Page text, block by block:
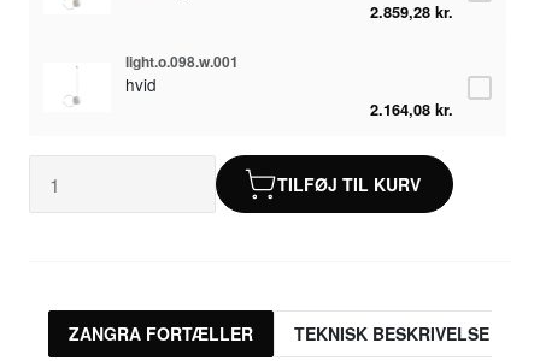
2.859,28 kr.
light.o.098.w.001
hvid
2.164,08 kr.
TILFØJ TIL KURV
ZANGRA FORTÆLLER TEKNISK BESKRIVELSE